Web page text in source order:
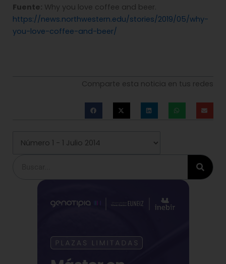
Fuente: Why you love coffee and beer.
https://news.northwestern.edu/stories/2019/05/why-
you-love-coffee-and-beer/
Comparte esta noticia en tus redes